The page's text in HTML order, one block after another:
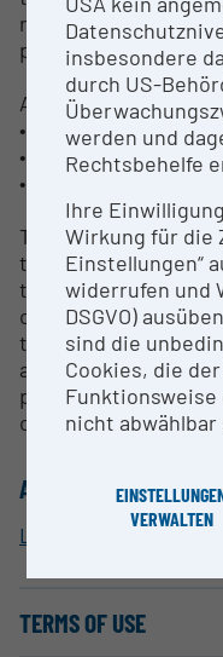
representing the
production area.
According to WRB,
• Calcic Chernozem
• Calcaric Phaeozem
• Gleyic Phaeozem
The area of the
transition zone
temperate oceanic
cool summers) and
temperate
and dry summers).
point of view the
continental
ALLOCATION TO
LTER-Austria
TERMS OF USE
insbesondere
durch US-
werden und
Rechtsbehelfe
Ihre
Wirkung für die
Einstellungen“
widerrufen und
DSGVO)
sind die
Cookies, die
nicht abwählbar
VERWALTEN